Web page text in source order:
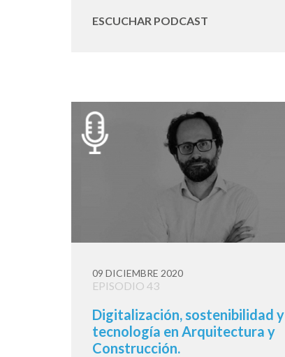
ESCUCHAR PODCAST
09 DICIEMBRE 2020
EPISODIO 43
Digitalización, sostenibilidad y
tecnología en Arquitectura y
Construcción.